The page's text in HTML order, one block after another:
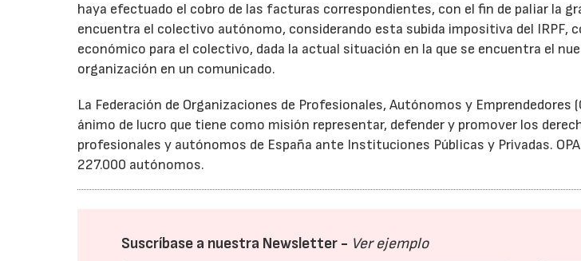
haya efectuado el cobro de las facturas correspondientes, con el fin de paliar la
encuentra el colectivo autónomo, considerando esta subida impositiva del IRPF,
económico para el colectivo, dada la actual situación en la que se encuentra el
organización en un comunicado.
La Federación de Organizaciones de Profesionales, Autónomos y Emprendedores
ánimo de lucro que tiene como misión representar, defender y promover los
profesionales y autónomos de España ante Instituciones Públicas y Privadas.
227.000 autónomos.
Suscríbase a nuestra Newsletter - Ver ejemplo